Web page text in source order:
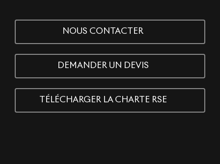
NOUS CONTACTER
DEMANDER UN DEVIS
TÉLÉCHARGER LA CHARTE RSE